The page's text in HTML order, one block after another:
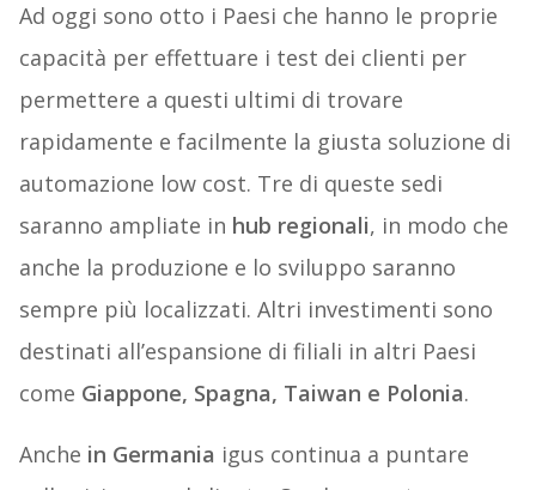
Ad oggi sono otto i Paesi che hanno le proprie
capacità per effettuare i test dei clienti per
permettere a questi ultimi di trovare
rapidamente e facilmente la giusta soluzione di
automazione low cost. Tre di queste sedi
saranno ampliate in hub regionali, in modo che
anche la produzione e lo sviluppo saranno
sempre più localizzati. Altri investimenti sono
destinati all’espansione di filiali in altri Paesi
come Giappone, Spagna, Taiwan e Polonia.
Anche in Germania igus continua a puntare